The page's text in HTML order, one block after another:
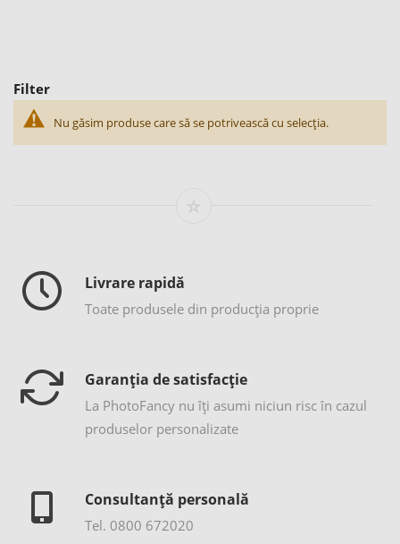
Filter
Nu găsim produse care să se potrivească cu selecția.
Livrare rapidă
Toate produsele din producția proprie
Garanția de satisfacție
La PhotoFancy nu îţi asumi niciun risc în cazul
produselor personalizate
Consultanță personală
Tel. 0800 672020